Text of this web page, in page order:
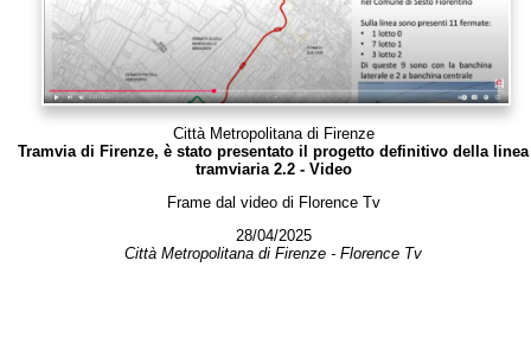
Città Metropolitana di Firenze
Tramvia di Firenze, è stato presentato il progetto definitivo della linea
tramviaria 2.2 - Video
Frame dal video di Florence Tv
28/04/2025
Città Metropolitana di Firenze - Florence Tv